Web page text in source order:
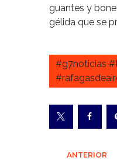
guantes y
gélida que se
#g7noticias
ANTERIOR